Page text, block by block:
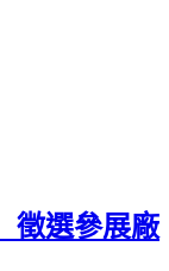
徵選參展廠